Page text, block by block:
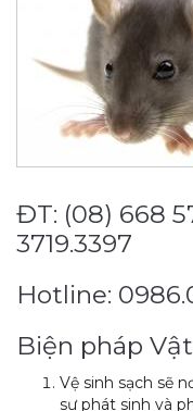
ĐT: (08) 668
3719.3397
Hotline:
Biện pháp
Vệ sinh sạch sẽ
sự phát sinh và